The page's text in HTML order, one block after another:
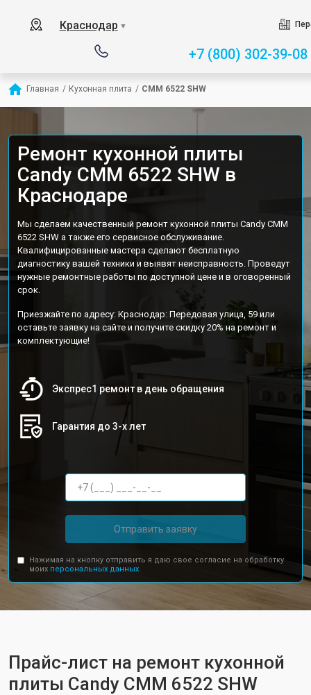
Краснодар ▼
+7 (800) 302-39-08
Главная / Кухонная плита / CMM 6522 SHW
Ремонт кухонной плиты
Candy CMM 6522 SHW в
Краснодаре
Мы сделаем качественный ремонт кухонной плиты Candy CMM
6522 SHW а также его сервисное обслуживание.
Квалифицированные мастера сделают бесплатную
диагностику вашей техники и выявят неисправность. Проведут
нужные ремонтные работы по доступной цене и в оговоренный
срок.
Приезжайте по адресу: Краснодар: Передовая улица, 59 или
оставьте заявку на сайте и получите скидку 20% на ремонт и
комплектующие!
Экспрес1 ремонт в день обращения
Гарантия до 3-х лет
Отправить заявку
Нажимая на кнопку отправить я даю свое согласие на обработку
моих персональных данных.
Прайс-лист на ремонт кухонной
плиты Candy CMM 6522 SHW